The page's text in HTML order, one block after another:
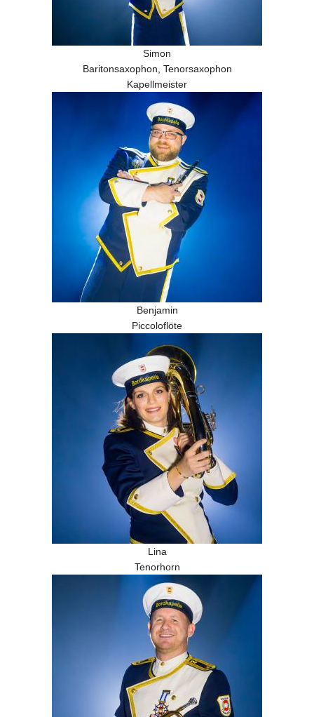
Simon
Baritonsaxophon, Tenorsaxophon
Kapellmeister
Benjamin
Piccoloflöte
Lina
Tenorhorn